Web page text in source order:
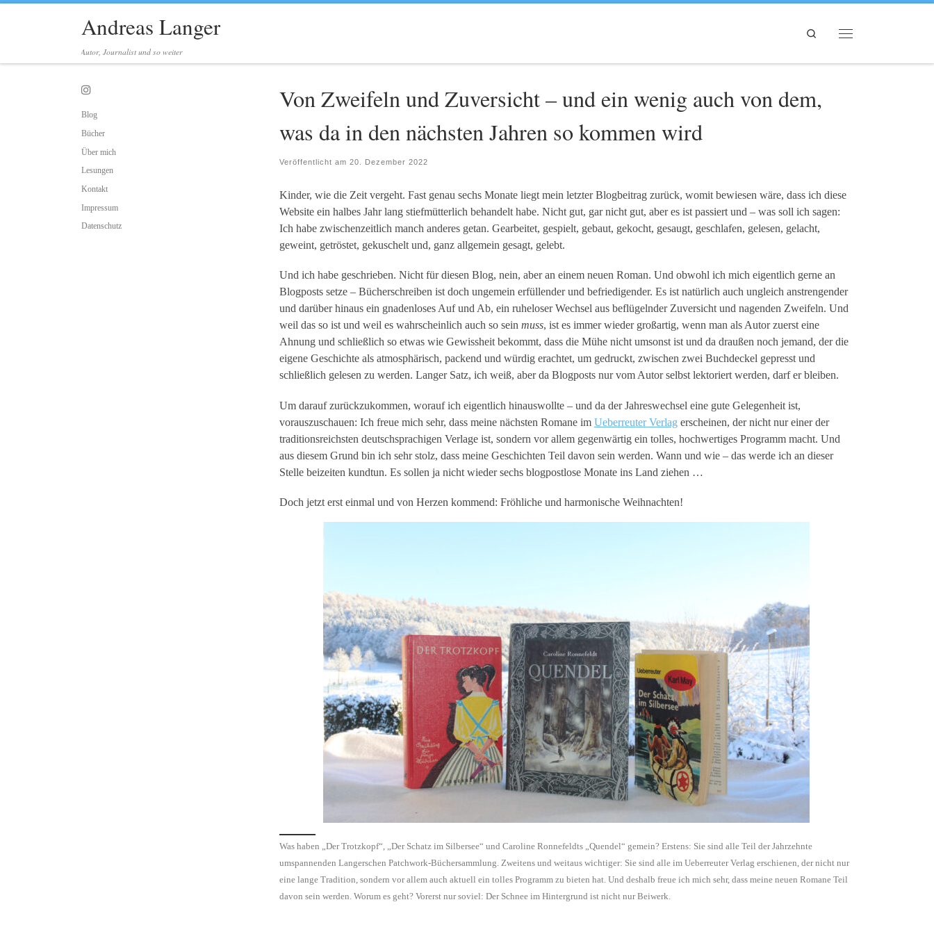
Zum Inhalt springenAndreas Langer
Autor, Journalist und so weiter
Search
Von Zweifeln und Zuversicht – und ein wenig auch von dem,
was da in den nächsten Jahren so kommen wird
Veröffentlicht am 20. Dezember 2022
Kinder, wie die Zeit vergeht. Fast genau sechs Monate liegt mein letzter Blogbeitrag zurück, womit bewiesen wäre, dass ich diese
Website ein halbes Jahr lang stiefmütterlich behandelt habe. Nicht gut, gar nicht gut, aber es ist passiert und – was soll ich sagen:
Ich habe zwischenzeitlich manch anderes getan. Gearbeitet, gespielt, gebaut, gekocht, gesaugt, geschlafen, gelesen, gelacht,
geweint, getröstet, gekuschelt und, ganz allgemein gesagt, gelebt.
Und ich habe geschrieben. Nicht für diesen Blog, nein, aber an einem neuen Roman. Und obwohl ich mich eigentlich gerne an
Blogposts setze – Bücherschreiben ist doch ungemein erfüllender und befriedigender. Es ist natürlich auch ungleich anstrengender
und darüber hinaus ein gnadenloses Auf und Ab, ein ruheloser Wechsel aus beflügelnder Zuversicht und nagenden Zweifeln. Und
weil das so ist und weil es wahrscheinlich auch so sein muss, ist es immer wieder großartig, wenn man als Autor zuerst eine
Ahnung und schließlich so etwas wie Gewissheit bekommt, dass die Mühe nicht umsonst ist und da draußen noch jemand, der die
eigene Geschichte als atmosphärisch, packend und würdig erachtet, um gedruckt, zwischen zwei Buchdeckel gepresst und
schließlich gelesen zu werden. Langer Satz, ich weiß, aber da Blogposts nur vom Autor selbst lektoriert werden, darf er bleiben.
Um darauf zurückzukommen, worauf ich eigentlich hinauswollte – und da der Jahreswechsel eine gute Gelegenheit ist,
vorauszuschauen: Ich freue mich sehr, dass meine nächsten Romane im Ueberreuter Verlag erscheinen, der nicht nur einer der
traditionsreichsten deutschsprachigen Verlage ist, sondern vor allem gegenwärtig ein tolles, hochwertiges Programm macht. Und
aus diesem Grund bin ich sehr stolz, dass meine Geschichten Teil davon sein werden. Wann und wie – das werde ich an dieser
Stelle beizeiten kundtun. Es sollen ja nicht wieder sechs blogpostlose Monate ins Land ziehen …
Doch jetzt erst einmal und von Herzen kommend: Fröhliche und harmonische Weihnachten!
Was haben „Der Trotzkopf“, „Der Schatz im Silbersee“ und Caroline Ronnefeldts „Quendel“ gemein? Erstens: Sie sind alle Teil der Jahrzehnte
umspannenden Langerschen Patchwork-Büchersammlung. Zweitens und weitaus wichtiger: Sie sind alle im Ueberreuter Verlag erschienen, der nicht nur
eine lange Tradition, sondern vor allem auch aktuell ein tolles Programm zu bieten hat. Und deshalb freue ich mich sehr, dass meine neuen Romane Teil
davon sein werden. Worum es geht? Vorerst nur soviel: Der Schnee im Hintergrund ist nicht nur Beiwerk.
Blog
Bücher
Über mich
Lesungen
Kontakt
Impressum
Datenschutz